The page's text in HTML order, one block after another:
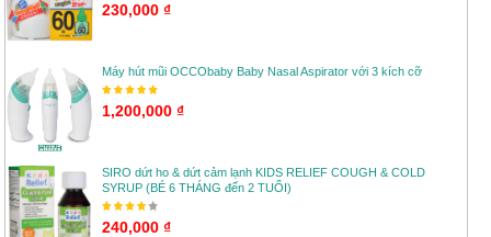
230,000 ₫
Máy hút mũi OCCObaby Baby Nasal Aspirator với 3 kích cỡ
1,200,000 ₫
SIRO dứt ho & dứt cảm lạnh KIDS RELIEF COUGH & COLD
SYRUP (BÉ 6 THÁNG đến 2 TUỔI)
240,000 ₫